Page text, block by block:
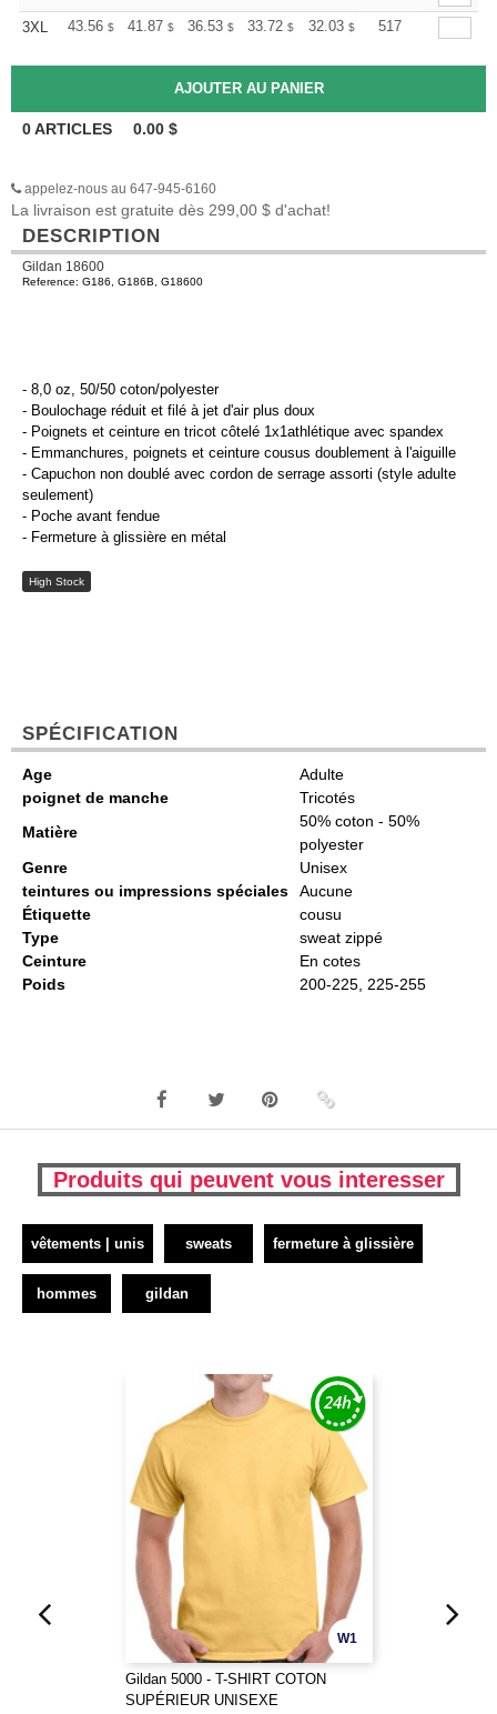
3XL
43.56 $ 41.87 $ 36.53 $ 33.72 $ 32.03 $ 31.47
517
0ARTICLES 0.00 $
appelez-nous au 647-945-6160
La livraison est gratuite dès 299,00 $ d'achat!
DESCRIPTION
Gildan 18600
Reference: G186, G186B, G18600
- 8,0 oz, 50/50 coton/polyester
- Boulochage réduit et filé à jet d'air plus doux
- Poignets et ceinture en tricot côtelé 1x1athlétique avec spandex
- Emmanchures, poignets et ceinture cousus doublement à l'aiguille
- Capuchon non doublé avec cordon de serrage assorti (style adulte
seulement)
- Poche avant fendue
- Fermeture à glissière en métal
High Stock
SPÉCIFICATION
Age
Adulte
poignet de manche
Tricotés
Matière
50% coton - 50%
polyester
Genre
Unisex
teintures ou impressions spéciales
Aucune
Étiquette
cousu
Type
sweat zippé
Ceinture
En cotes
Poids
200-225, 225-255
Produits qui peuvent vous interesser
vêtements | unis sweats fermeture à glissière
hommes gildan
W1
Gildan 5000 - T-SHIRT COTON
SUPÉRIEUR UNISEXE